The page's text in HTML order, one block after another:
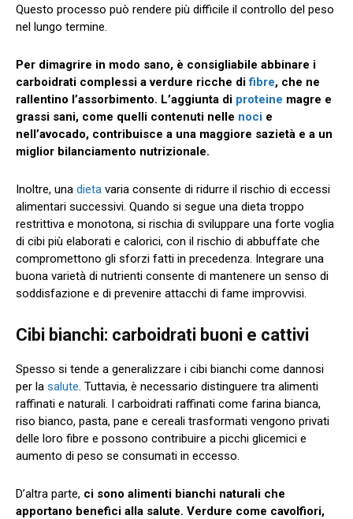
Questo processo può rendere più difficile il controllo del peso
nel lungo termine.
Per dimagrire in modo sano, è consigliabile abbinare i
carboidrati complessi a verdure ricche difibre, che ne
rallentino l’assorbimento. L’aggiunta di proteine magre e
grassi sani, come quelli contenuti nelle noci e
nell’avocado, contribuisce a una maggiore sazietà e a un
miglior bilanciamento nutrizionale.
Inoltre, una dieta varia consente di ridurre il rischio di eccessi
alimentari successivi. Quando si segue una dieta troppo
restrittiva e monotona, si rischia di sviluppare una forte voglia
di cibi più elaborati e calorici, con il rischio di abbuffate che
compromettono gli sforzi fatti in precedenza. Integrare una
buona varietà di nutrienti consente di mantenere un senso di
soddisfazione e di prevenire attacchi di fame improvvisi.
Cibi bianchi: carboidrati buoni e cattivi
Spesso si tende a generalizzare i cibi bianchi come dannosi
per la salute. Tuttavia, è necessario distinguere tra alimenti
raffinati e naturali. I carboidrati raffinati come farina bianca,
riso bianco, pasta, pane e cereali trasformati vengono privati
delle loro fibre e possono contribuire a picchi glicemici e
aumento di peso se consumati in eccesso.
D’altra parte, ci sono alimenti bianchi naturali che
apportano benefici alla salute. Verdure come cavolfiori,